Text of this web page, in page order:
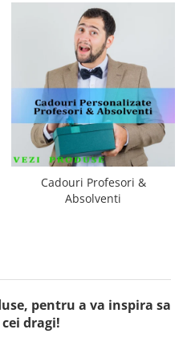
Cadouri Profesori &
Absolventi
pentru a va inspira sa
dragi!